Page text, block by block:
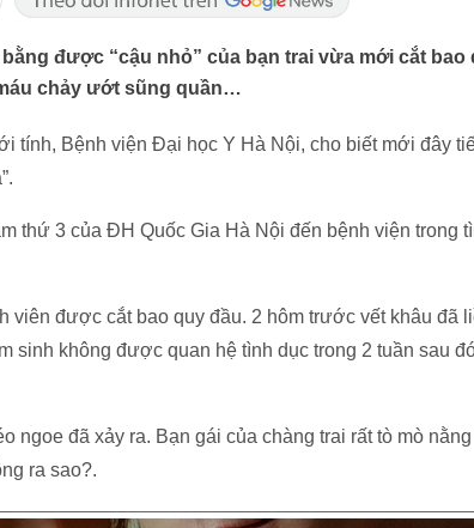
được “cậu nhỏ” của bạn trai vừa mới cắt
chảy ướt sũng quần…
tính, Bệnh viện Đại học Y Hà Nội, cho biết mới đây
thứ 3 của ĐH Quốc Gia Hà Nội đến bệnh viện trong
viên được cắt bao quy đầu. 2 hôm trước vết khâu đã
sinh không được quan hệ tình dục trong 2 tuần sau
ngoe đã xảy ra. Bạn gái của chàng trai rất tò mò
ra sao?.